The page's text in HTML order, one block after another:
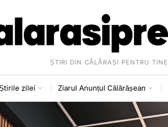
ȘTIRI DIN CĂLĂRAȘI PENTRU TINE
zilei Ziarul Anunțul Călărășean